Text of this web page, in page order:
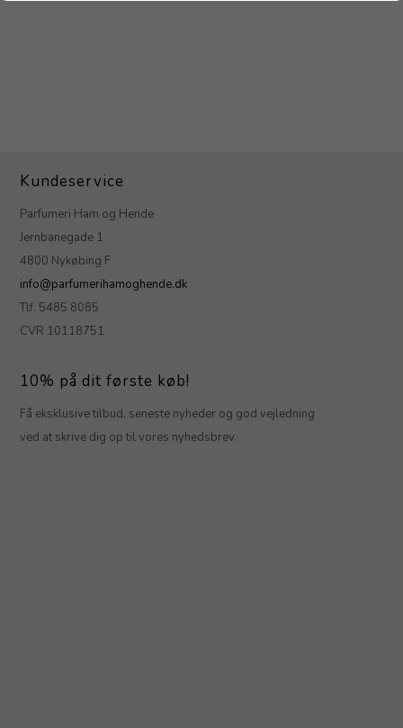
Kundeservice
Parfumeri Ham og Hende
Jernbanegade 1
4800 Nykøbing F
info@parfumerihamoghende.dk
Tlf. 5485 8085
CVR 10118751
10% på dit første køb!
Få eksklusive tilbud, seneste nyheder og god vejledning
ved at skrive dig op til vores nyhedsbrev.